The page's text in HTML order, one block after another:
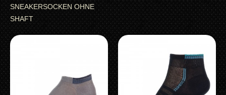
SNEAKERSOCKEN OHNE
SHAFT